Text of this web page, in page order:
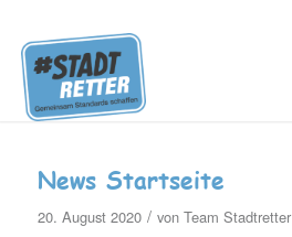
News Startseite
20. August 2020 / von Team Stadtretter